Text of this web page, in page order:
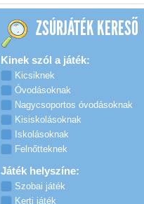
ZSÚRJÁTÉK KERESŐ
Kinek szól a játék:
Kicsiknek
Óvodásoknak
Nagycsoportos óvodásoknak
Kisiskolásoknak
Iskolásoknak
Felnőtteknek
Játék helyszíne:
Szobai játék
Kerti játék